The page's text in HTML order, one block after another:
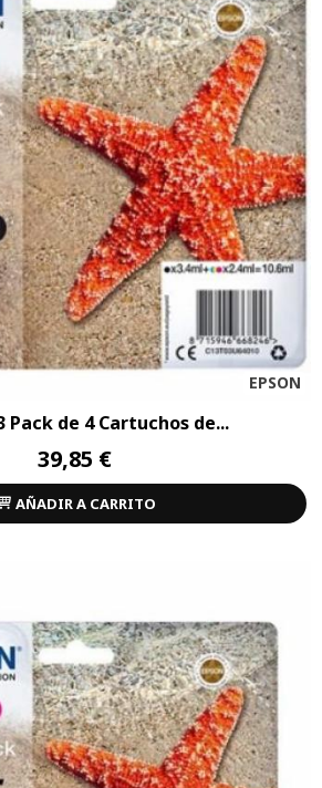
EPSON
Pack de 4 Cartuchos de...
39,85 €
AÑADIR A CARRITO